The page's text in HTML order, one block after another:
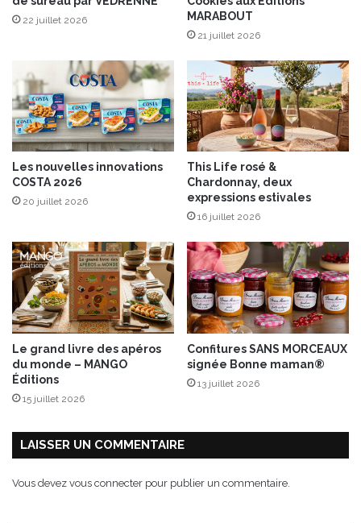
e
p
a
v
e
c
l
e
s
s
c
u
t
C
é
p
22 juillet 2026
MARABOUT
21 juillet 2026
Les nouvelles innovations
COSTA 2026
20 juillet 2026
This Life rosé &
Chardonnay, deux
expressions estivales
16 juillet 2026
Le grand livre des apéros
du monde – MANGO
Éditions
15 juillet 2026
Confitures SANS MORCEAUX
signée Bonne maman®
13 juillet 2026
LAISSER UN COMMENTAIRE
Vous devez vous connecter pour publier un commentaire.